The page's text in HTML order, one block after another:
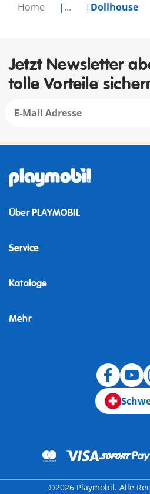
Home ... Dollhouse
Jetzt Newsletter
tolle Vorteile
Über PLAYMOBIL
Service
Kataloge
Mehr
©2026 Playmobil. Alle